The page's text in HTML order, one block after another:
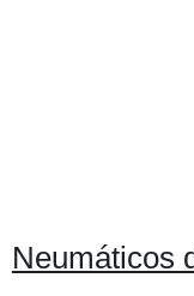
Neumáticos